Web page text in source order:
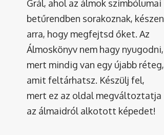
Grál, ahol az álmok szimbólumai
betűrendben sorakoznak, készen
arra, hogy megfejtsd őket. Az
Álmoskönyv nem hagy nyugodni,
mert mindig van egy újabb réteg,
amit feltárhatsz. Készülj fel,
mert ez az oldal megváltoztatja
az álmaidról alkotott képedet!